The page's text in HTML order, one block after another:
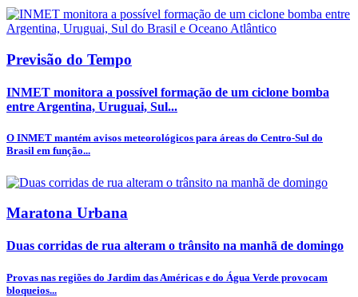
Previsão do Tempo
INMET monitora a possível formação de um ciclone bomba
entre Argentina, Uruguai, Sul...
O INMET mantém avisos meteorológicos para áreas do Centro-Sul do
Brasil em função...
Maratona Urbana
Duas corridas de rua alteram o trânsito na manhã de domingo
Provas nas regiões do Jardim das Américas e do Água Verde provocam
bloqueios...